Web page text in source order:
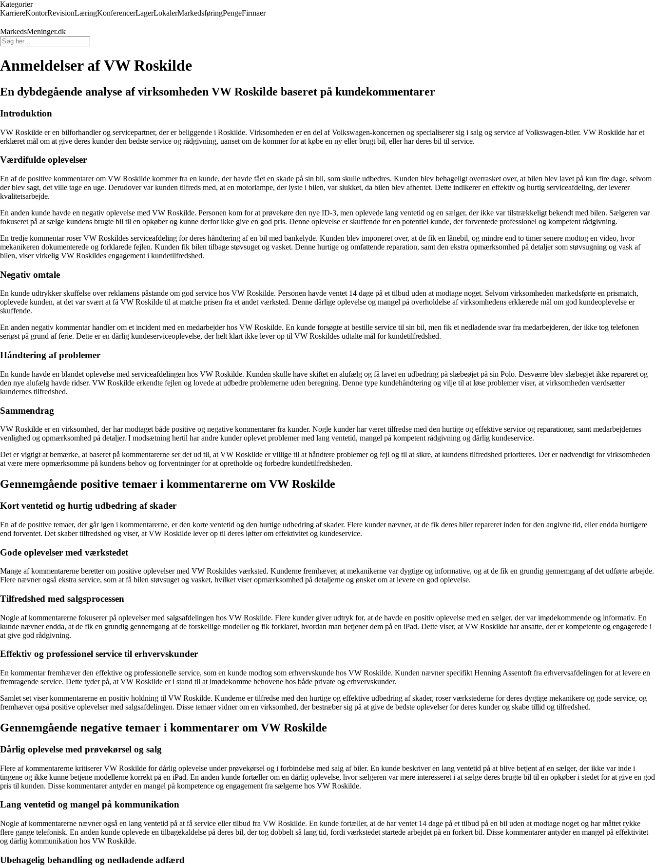
Kategorier
KarriereKontorRevisionLæringKonferencerLagerLokalerMarkedsføringPengeFirmaer
MarkedsMeninger.dk
Anmeldelser af VW Roskilde
En dybdegående analyse af virksomheden VW Roskilde baseret på kundekommentarer
Introduktion
VW Roskilde er en bilforhandler og servicepartner, der er beliggende i Roskilde. Virksomheden er en del af Volkswagen-koncernen og specialiserer sig i salg og service af Volkswagen-biler. VW Roskilde har et
erklæret mål om at give deres kunder den bedste service og rådgivning, uanset om de kommer for at købe en ny eller brugt bil, eller har deres bil til service.
Værdifulde oplevelser
En af de positive kommentarer om VW Roskilde kommer fra en kunde, der havde fået en skade på sin bil, som skulle udbedres. Kunden blev behageligt overrasket over, at bilen blev lavet på kun fire dage, selvom
der blev sagt, det ville tage en uge. Derudover var kunden tilfreds med, at en motorlampe, der lyste i bilen, var slukket, da bilen blev afhentet. Dette indikerer en effektiv og hurtig serviceafdeling, der leverer
kvalitetsarbejde.
En anden kunde havde en negativ oplevelse med VW Roskilde. Personen kom for at prøvekøre den nye ID-3, men oplevede lang ventetid og en sælger, der ikke var tilstrækkeligt bekendt med bilen. Sælgeren var
fokuseret på at sælge kundens brugte bil til en opkøber og kunne derfor ikke give en god pris. Denne oplevelse er skuffende for en potentiel kunde, der forventede professionel og kompetent rådgivning.
En tredje kommentar roser VW Roskildes serviceafdeling for deres håndtering af en bil med bankelyde. Kunden blev imponeret over, at de fik en lånebil, og mindre end to timer senere modtog en video, hvor
mekanikeren dokumenterede og forklarede fejlen. Kunden fik bilen tilbage støvsuget og vasket. Denne hurtige og omfattende reparation, samt den ekstra opmærksomhed på detaljer som støvsugning og vask af
bilen, viser virkelig VW Roskildes engagement i kundetilfredshed.
Negativ omtale
En kunde udtrykker skuffelse over reklamens påstande om god service hos VW Roskilde. Personen havde ventet 14 dage på et tilbud uden at modtage noget. Selvom virksomheden markedsførte en prismatch,
oplevede kunden, at det var svært at få VW Roskilde til at matche prisen fra et andet værksted. Denne dårlige oplevelse og mangel på overholdelse af virksomhedens erklærede mål om god kundeoplevelse er
skuffende.
En anden negativ kommentar handler om et incident med en medarbejder hos VW Roskilde. En kunde forsøgte at bestille service til sin bil, men fik et nedladende svar fra medarbejderen, der ikke tog telefonen
seriøst på grund af ferie. Dette er en dårlig kundeserviceoplevelse, der helt klart ikke lever op til VW Roskildes udtalte mål for kundetilfredshed.
Håndtering af problemer
En kunde havde en blandet oplevelse med serviceafdelingen hos VW Roskilde. Kunden skulle have skiftet en alufælg og få lavet en udbedring på slæbeøjet på sin Polo. Desværre blev slæbeøjet ikke repareret og
den nye alufælg havde ridser. VW Roskilde erkendte fejlen og lovede at udbedre problemerne uden beregning. Denne type kundehåndtering og vilje til at løse problemer viser, at virksomheden værdsætter
kundernes tilfredshed.
Sammendrag
VW Roskilde er en virksomhed, der har modtaget både positive og negative kommentarer fra kunder. Nogle kunder har været tilfredse med den hurtige og effektive service og reparationer, samt medarbejdernes
venlighed og opmærksomhed på detaljer. I modsætning hertil har andre kunder oplevet problemer med lang ventetid, mangel på kompetent rådgivning og dårlig kundeservice.
Det er vigtigt at bemærke, at baseret på kommentarerne ser det ud til, at VW Roskilde er villige til at håndtere problemer og fejl og til at sikre, at kundens tilfredshed prioriteres. Det er nødvendigt for virksomheden
at være mere opmærksomme på kundens behov og forventninger for at opretholde og forbedre kundetilfredsheden.
Gennemgående positive temaer i kommentarerne om VW Roskilde
Kort ventetid og hurtig udbedring af skader
En af de positive temaer, der går igen i kommentarerne, er den korte ventetid og den hurtige udbedring af skader. Flere kunder nævner, at de fik deres biler repareret inden for den angivne tid, eller endda hurtigere
end forventet. Det skaber tilfredshed og viser, at VW Roskilde lever op til deres løfter om effektivitet og kundeservice.
Gode oplevelser med værkstedet
Mange af kommentarerne beretter om positive oplevelser med VW Roskildes værksted. Kunderne fremhæver, at mekanikerne var dygtige og informative, og at de fik en grundig gennemgang af det udførte arbejde.
Flere nævner også ekstra service, som at få bilen støvsuget og vasket, hvilket viser opmærksomhed på detaljerne og ønsket om at levere en god oplevelse.
Tilfredshed med salgsprocessen
Nogle af kommentarerne fokuserer på oplevelser med salgsafdelingen hos VW Roskilde. Flere kunder giver udtryk for, at de havde en positiv oplevelse med en sælger, der var imødekommende og informativ. En
kunde nævner endda, at de fik en grundig gennemgang af de forskellige modeller og fik forklaret, hvordan man betjener dem på en iPad. Dette viser, at VW Roskilde har ansatte, der er kompetente og engagerede i
at give god rådgivning.
Effektiv og professionel service til erhvervskunder
En kommentar fremhæver den effektive og professionelle service, som en kunde modtog som erhvervskunde hos VW Roskilde. Kunden nævner specifikt Henning Assentoft fra erhvervsafdelingen for at levere en
fremragende service. Dette tyder på, at VW Roskilde er i stand til at imødekomme behovene hos både private og erhvervskunder.
Samlet set viser kommentarerne en positiv holdning til VW Roskilde. Kunderne er tilfredse med den hurtige og effektive udbedring af skader, roser værkstederne for deres dygtige mekanikere og gode service, og
fremhæver også positive oplevelser med salgsafdelingen. Disse temaer vidner om en virksomhed, der bestræber sig på at give de bedste oplevelser for deres kunder og skabe tillid og tilfredshed.
Gennemgående negative temaer i kommentarer om VW Roskilde
Dårlig oplevelse med prøvekørsel og salg
Flere af kommentarerne kritiserer VW Roskilde for dårlig oplevelse under prøvekørsel og i forbindelse med salg af biler. En kunde beskriver en lang ventetid på at blive betjent af en sælger, der ikke var inde i
tingene og ikke kunne betjene modellerne korrekt på en iPad. En anden kunde fortæller om en dårlig oplevelse, hvor sælgeren var mere interesseret i at sælge deres brugte bil til en opkøber i stedet for at give en god
pris til kunden. Disse kommentarer antyder en mangel på kompetence og engagement fra sælgerne hos VW Roskilde.
Lang ventetid og mangel på kommunikation
Nogle af kommentarerne nævner også en lang ventetid på at få service eller tilbud fra VW Roskilde. En kunde fortæller, at de har ventet 14 dage på et tilbud på en bil uden at modtage noget og har måttet rykke
flere gange telefonisk. En anden kunde oplevede en tilbagekaldelse på deres bil, der tog dobbelt så lang tid, fordi værkstedet startede arbejdet på en forkert bil. Disse kommentarer antyder en mangel på effektivitet
og dårlig kommunikation hos VW Roskilde.
Ubehagelig behandling og nedladende adfærd